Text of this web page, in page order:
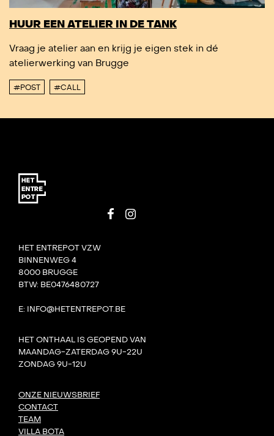
HUUR EEN ATELIER IN DE TANK
Vraag je atelier aan en krijg je eigen stek in dé
atelierwerking van Brugge
#POST #CALL
HET ENTREPOT VZW
BINNENWEG 4
8000 BRUGGE
BTW: BE0476480727
E: INFO@HETENTREPOT.BE
HET ONTHAAL IS GEOPEND VAN
MAANDAG-ZATERDAG 9U-22U
ZONDAG 9U-12U
ONZE NIEUWSBRIEF
CONTACT
TEAM
VILLA BOTA